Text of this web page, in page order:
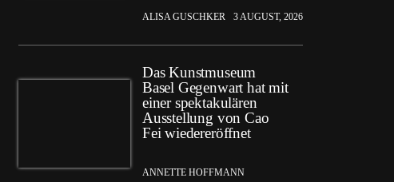
ALISA GUSCHKER 3 AUGUST, 2026
Das Kunstmuseum
Basel Gegenwart hat mit
einer spektakulären
Ausstellung von Cao
Fei wiedereröffnet
ANNETTE HOFFMANN